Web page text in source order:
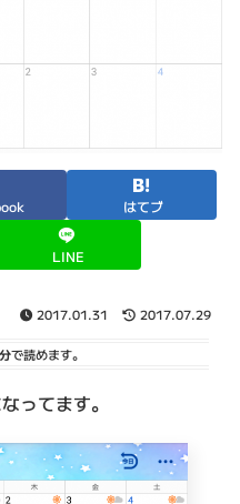
はてブ
LINE
2017.01.31 2017.07.29
で読めます。
ってます。